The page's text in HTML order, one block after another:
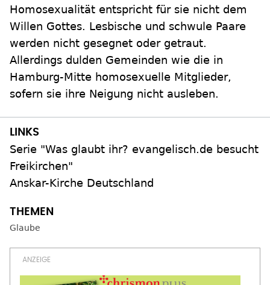
Homosexualität entspricht für sie nicht dem
Willen Gottes. Lesbische und schwule Paare
werden nicht gesegnet oder getraut.
Allerdings dulden Gemeinden wie die in
Hamburg-Mitte homosexuelle Mitglieder,
sofern sie ihre Neigung nicht ausleben.
Serie "Was glaubt ihr? evangelisch.de besucht
Freikirchen"
Anskar-Kirche Deutschland
Glaube